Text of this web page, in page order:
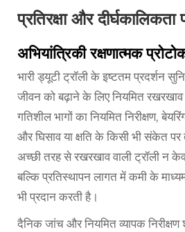
प्रतिरक्षा और दीर्घकालिकता
अभियांत्रिकी रक्षणात्मक
भारी ड्यूटी ट्रॉली के इष्टतम प्रदर्शन
जीवन को बढ़ाने के लिए नियमित
गतिशील भागों का नियमित निरीक्षण,
और घिसाव या क्षति के किसी भी संकेत पर
अच्छी तरह से रखरखाव वाली ट्रॉली न
बल्कि प्रतिस्थापन लागत में कमी के
भी प्रदान करती है।
दैनिक जांच और नियमित व्यापक